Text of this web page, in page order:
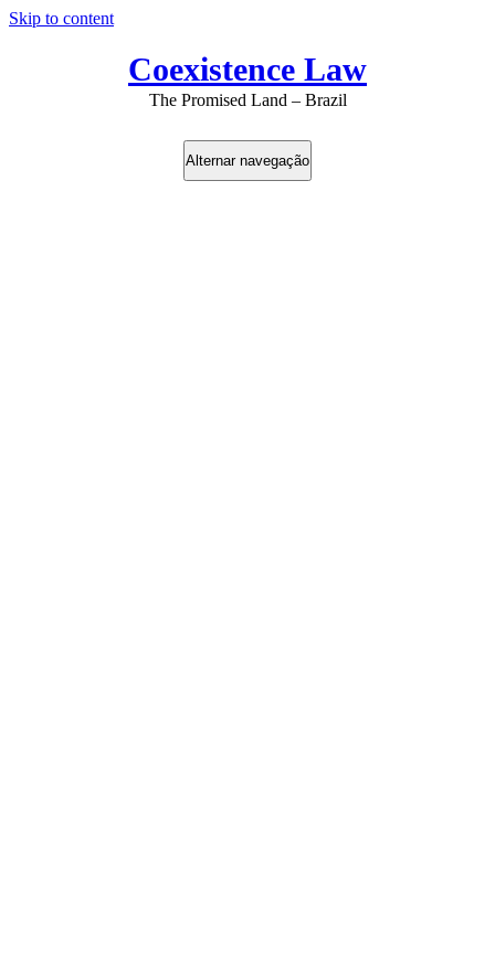
Skip to content
Coexistence Law
The Promised Land – Brazil
Alternar navegação